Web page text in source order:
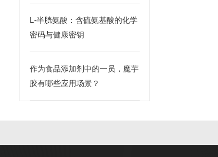
L-半胱氨酸：含硫氨基酸的化学
密码与健康密钥
作为食品添加剂中的一员，魔芋
胶有哪些应用场景？